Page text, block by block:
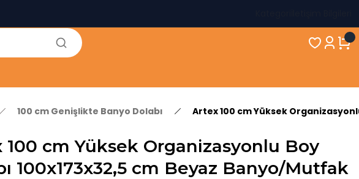
Genişliğe Sahip
Kolay Kullanım
destek
100 cm Genişlikte Banyo Dolabı Artex 100 cm Yüksek
100 cm Yüksek Organizasyonlu Boy
100x173x32,5 cm Beyaz Banyo/Mutfak